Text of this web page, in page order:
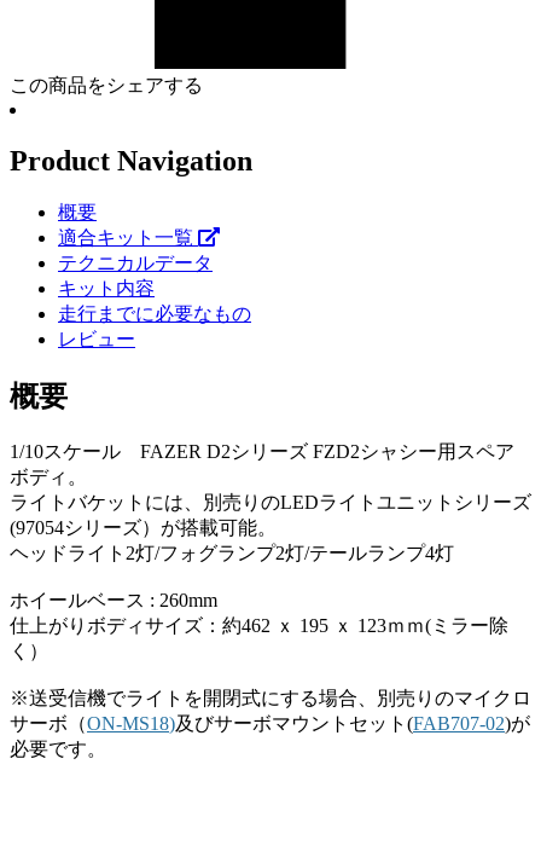
この商品をシェアする
Product Navigation
概要
適合キット一覧
テクニカルデータ
キット内容
走行までに必要なもの
レビュー
概要
1/10スケール FAZER D2シリーズ FZD2シャシー用スペア
ボディ。
ライトバケットには、別売りのLEDライトユニットシリーズ
(97054シリーズ）が搭載可能。
ヘッドライト2灯/フォグランプ2灯/テールランプ4灯
ホイールベース : 260mm
仕上がりボディサイズ：約462 ｘ 195 ｘ 123ｍｍ(ミラー除
く）
※送受信機でライトを開閉式にする場合、別売りのマイクロ
サーボ（ON-MS18)及びサーボマウントセット(FAB707-02)が
必要です。